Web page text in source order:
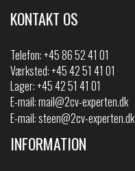
KONTAKT OS
Telefon:+45 86 52 41 01
Værksted: +45 42 51 41 01
Lager: +45 42 51 41 01
E-mail:mail@2cv-experten.dk
E-mail:steen@2cv-experten.dk
INFORMATION